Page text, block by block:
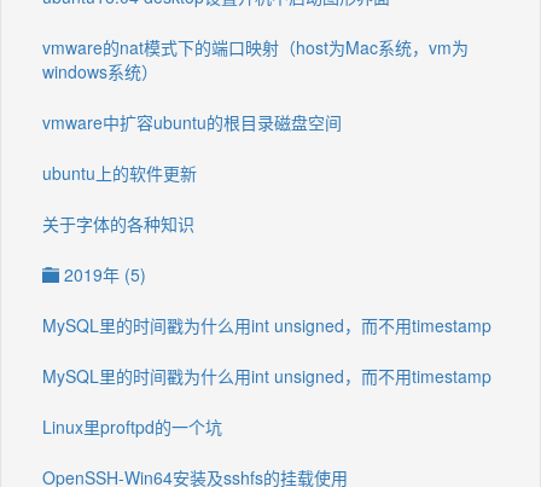
vmware的nat模式下的端口映射（host为Mac系统，vm为
windows系统）
vmware中扩容ubuntu的根目录磁盘空间
ubuntu上的软件更新
关于字体的各种知识
2019年 (5)
MySQL里的时间戳为什么用int unsigned，而不用timestamp
MySQL里的时间戳为什么用int unsigned，而不用timestamp
Linux里proftpd的一个坑
OpenSSH-Win64安装及sshfs的挂载使用